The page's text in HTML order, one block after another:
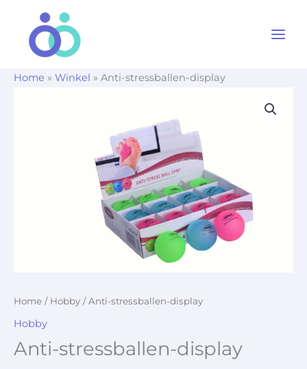
Home » Winkel » Anti-stressballen-display
Home / Hobby / Anti-stressballen-display
Hobby
Anti-stressballen-display